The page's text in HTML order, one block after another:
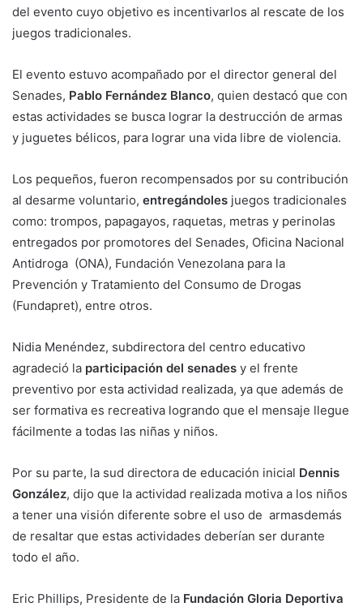
del evento cuyo objetivo es incentivarlos al rescate de los
juegos tradicionales.
El evento estuvo acompañado por el director general del
Senades, Pablo Fernández Blanco, quien destacó que con
estas actividades se busca lograr la destrucción de armas
y juguetes bélicos, para lograr una vida libre de violencia.
Los pequeños, fueron recompensados por su contribución
al desarme voluntario, entregándoles juegos tradicionales
como: trompos, papagayos, raquetas, metras y perinolas
entregados por promotores del Senades, Oficina Nacional
Antidroga (ONA), Fundación Venezolana para la
Prevención y Tratamiento del Consumo de Drogas
(Fundapret), entre otros.
Nidia Menéndez, subdirectora del centro educativo
agradeció la participación del senades y el frente
preventivo por esta actividad realizada, ya que además de
ser formativa es recreativa logrando que el mensaje llegue
fácilmente a todas las niñas y niños.
Por su parte, la sud directora de educación inicial Dennis
González, dijo que la actividad realizada motiva a los niños
a tener una visión diferente sobre el uso de armasdemás
de resaltar que estas actividades deberían ser durante
todo el año.
Eric Phillips, Presidente de la Fundación Gloria Deportiva